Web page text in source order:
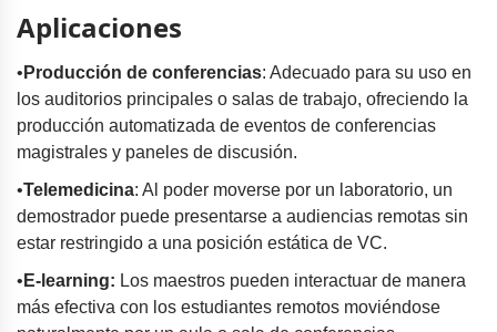
Aplicaciones
• Producción de conferencias: Adecuado para su uso en
los auditorios principales o salas de trabajo, ofreciendo la
producción automatizada de eventos de conferencias
magistrales y paneles de discusión.
•Telemedicina: Al poder moverse por un laboratorio, un
demostrador puede presentarse a audiencias remotas sin
estar restringido a una posición estática de VC.
• E-learning: Los maestros pueden interactuar de manera
más efectiva con los estudiantes remotos moviéndose